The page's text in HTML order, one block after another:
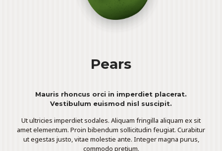
Pears
Mauris rhoncus orci in imperdiet placerat.
Vestibulum euismod nisl suscipit.
Ut ultricies imperdiet sodales. Aliquam fringilla aliquam ex sit
amet elementum. Proin bibendum sollicitudin feugiat. Curabitur
ut egestas justo, vitae molestie ante. Integer magna purus,
commodo pretium.